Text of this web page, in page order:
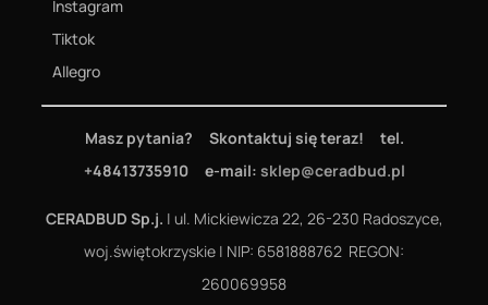
Instagram
Tiktok
Allegro
Masz pytania? Skontaktuj się teraz! tel.
+48413735910 e-mail: sklep@ceradbud.pl
CERADBUD Sp.j. | ul. Mickiewicza 22, 26-230 Radoszyce,
woj.świętokrzyskie | NIP: 6581888762 REGON:
260069958